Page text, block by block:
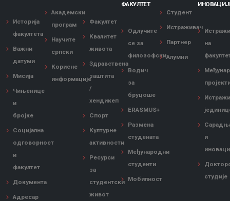
Историја
факултета
Важни
датуми
Мисија
Чињенице
и
бројке
Социјална
одговорност
и
факултет
Документа
Адресар
Академски
програм
Научите
српски
Корисне
информације
Факултет
Квалитет
живота
Здравствена
заштита
/
хендикеп
Спорт
Културне
активности
Ресурси
за
студентски
живот
ФАКУЛТЕТ
Одлучите
се за
филозофски
Водич
за
бруцоше
ERASMUS+
Размена
студената
Међународни
студенти
Мобилност
Студент
Истраживач
Партнер
Алумни
на
и
студије